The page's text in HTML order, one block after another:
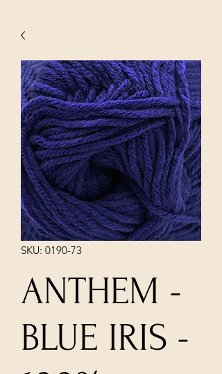
SKU: 0190-73
ANTHEM -
BLUE IRIS -